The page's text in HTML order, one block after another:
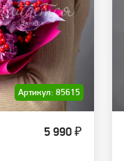
Артикул: 85615
5 990 ₽